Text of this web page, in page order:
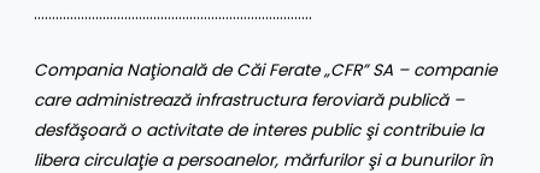
…………………………………………………………………..
Compania Naţională de Căi Ferate „CFR” SA – companie
care administrează infrastructura feroviară publică –
desfăşoară o activitate de interes public şi contribuie la
libera circulaţie a persoanelor, mărfurilor şi a bunurilor în